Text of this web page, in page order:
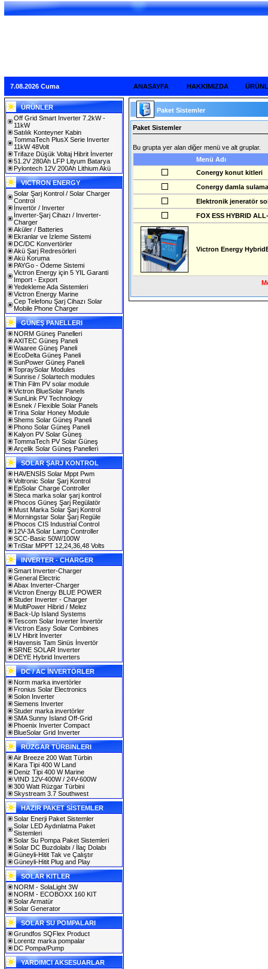
7.08.2026 Cuma ANASAYFA HAKKIMIZDA
ÜRÜNLER
Off Grid Smart Inverter 7.2kW -
11kW
Satılık Konteyner Kabin
TommaTech PlusX Serie Inverter
11kW 48Volt
Trifaze Düşük Voltaj Hibrit İnverter
51.2V 280Ah LFP Lityum Batarya
Pylontech 12V 200Ah Lithium Akü
VICTRON ENERGY
Solar Şarj Kontrol / Solar Charger
Control
İnvertör / Inverter
İnverter-Şarj Cihazı / Inverter-
Charger
Aküler / Batteries
Ekranlar ve İzleme Sistemi
DC/DC Konvertörler
Akü Şarj Redresörleri
Akü Koruma
PAYGo - Ödeme Sistemi
Victron Energy için 5 YIL Garanti
Import - Export
Yedekleme Ada Sistemleri
Victron Energy Marine
Cep Telefonu Şarj Cihazı Solar
Mobile Phone Charger
GÜNEŞ PANELLERI
NORM Güneş Panelleri
AXITEC Güneş Paneli
Waaree Güneş Paneli
EcoDelta Güneş Paneli
SunPower Güneş Paneli
TopraySolar Modules
Sunrise / Solartech modules
Thin Film PV solar module
Victron BlueSolar Panels
SunLink PV Technology
Esnek / Flexible Solar Panels
Trina Solar Honey Module
Shems Solar Güneş Paneli
Phono Solar Güneş Paneli
Kalyon PV Solar Güneş
TommaTech PV Solar Güneş
Arçelik Solar Güneş Panelleri
SOLAR ŞARJ KONTROL
HAVENSİS Solar Mppt Pwm
Voltronic Solar Şarj Kontrol
EpSolar Charge Controller
Steca marka solar şarj kontrol
Phocos Güneş Şarj Regülatör
Must Marka Solar Şarj Kontrol
Morningstar Solar Şarj Regüle
Phocos CIS Industrial Control
12V-3A Solar Lamp Controller
SCC-Basic 50W/100W
TriStar MPPT 12,24,36,48 Volts
INVERTER - CHARGER
Smart Inverter-Charger
General Electric
Abax Inverter-Charger
Victron Energy BLUE POWER
Studer Inverter - Charger
MultiPower Hibrid / Melez
Back-Up Island Systems
Tescom Solar İnverter İnvertör
Victron Easy Solar Combines
LV Hibrit İnverter
Havensis Tam Sinüs İnvertör
SRNE SOLAR Inverter
DEYE Hybrid Inverters
DC / AC İNVERTÖRLER
Norm marka invertörler
Fronius Solar Electronics
Solon Inverter
Siemens Inverter
Studer marka invertörler
SMA Sunny Island Off-Grid
Phoenix Inverter Compact
BlueSolar Grid Inverter
RÜZGAR TÜRBINLERI
Air Breeze 200 Watt Türbin
Kara Tipi 400 W Land
Deniz Tipi 400 W Marine
VIND 12V-400W / 24V-600W
300 Watt Rüzgar Türbini
Skystream 3.7 Southwest
HAZIR PAKET SİSTEMLER
Solar Enerji Paket Sistemler
Solar LED Aydınlatma Paket
Sistemleri
Solar Su Pompa Paket Sistemleri
Solar DC Buzdolabı / İlaç Dolabı
Güneyli-Hitit Tak ve Çalıştır
Güneyli-Hitit Plug and Play
SOLAR KITLER
NORM - SolaLight 3W
NORM - ECOBOXX 160 KIT
Solar Armatür
Solar Generator
SOLAR SU POMPALARI
Grundfos SQFlex Product
Lorentz marka pompalar
DC Pompa/Pump
YARDIMCI AKSESUARLAR
Paket Sistemler
Paket Sistemler
Bu grupta yer alan diğer menü ve alt gruplar.
Menü Adı
Conergy konut kitleri
Conergy damla
Elektronik jeneratör
FOX ESS HYBRID
Victron Energy